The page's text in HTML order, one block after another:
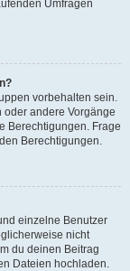
Umfragen
vorbehalten sein.
oder andere Vorgänge
Berechtigungen. Frage
Berechtigungen.
einzelne Benutzer
nicht
du deinen Beitrag
Dateien hochladen.